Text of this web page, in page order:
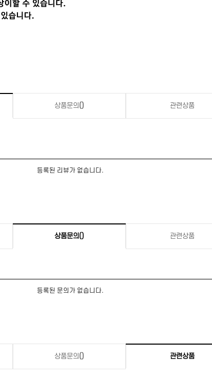
상품문의 () 관련상품
등록된 리뷰가 없습니다.
상품문의 () 관련상품
등록된 문의가 없습니다.
상품문의 () 관련상품